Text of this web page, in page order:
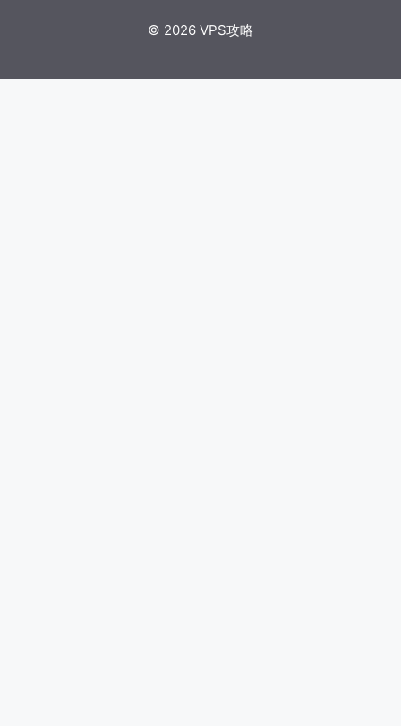
© 2026 VPS攻略